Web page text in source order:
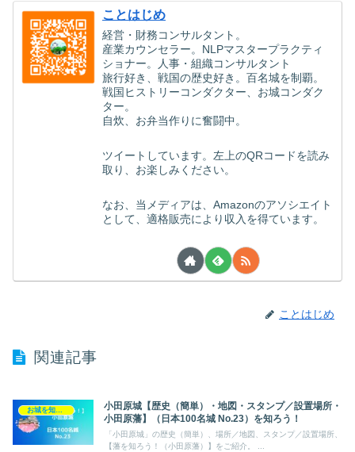
ことはじめ
経営・財務コンサルタント。
産業カウンセラー。NLPマスタープラクティ
ショナー。人事・組織コンサルタント
旅行好き、戦国の歴史好き。百名城を制覇。
戦国ヒストリーコンダクター、お城コンダク
ター。
自炊、お弁当作りに奮闘中。
ツイートしています。左上のQRコードを読み
取り、お楽しみください。
なお、当メディアは、Amazonのアソシエイト
として、適格販売により収入を得ています。
ことはじめ
関連記事
お城を知ろう！（日本100名城）
小田原城【歴史（簡単）・地図・スタンプ／設置場所・
小田原藩】（日本100名城 No.23）を知ろう！
「小田原城」の歴史（簡単）、場所／地図、スタンプ／設置場所、
【藩を知ろう！（小田原藩）】をご紹介。 ...